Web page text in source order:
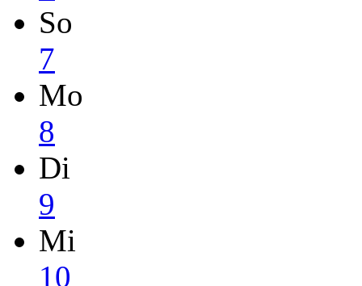
So
7
Mo
8
Di
9
Mi
10